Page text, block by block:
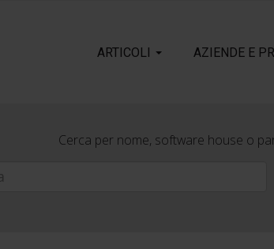
ARTICOLI AZIENDE E
Cerca per nome, software house o